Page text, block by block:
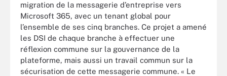
migration de la messagerie d’entreprise vers
Microsoft 365, avec un tenant global pour
l’ensemble de ses cinq branches. Ce projet a amené
les DSI de chaque branche à effectuer une
réflexion commune sur la gouvernance de la
plateforme, mais aussi un travail commun sur la
sécurisation de cette messagerie commune. « Le